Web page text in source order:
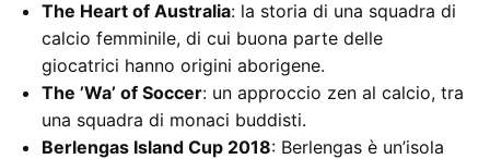
The Heart of Australia: la storia di una squadra di
calcio femminile, di cui buona parte delle
giocatrici hanno origini aborigene.
The ’Wa’ of Soccer: un approccio zen al calcio, tra
una squadra di monaci buddisti.
Berlengas Island Cup 2018: Berlengas è un’isola